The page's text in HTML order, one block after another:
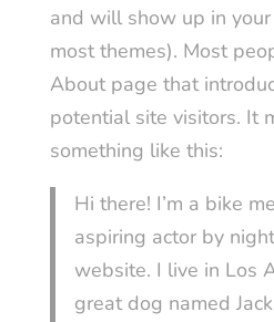
and will show up in
most themes). Most
About page that
potential site visitors. It
something like this:
Hi there! I’m a bike
aspiring actor by
website. I live in Los
great dog named